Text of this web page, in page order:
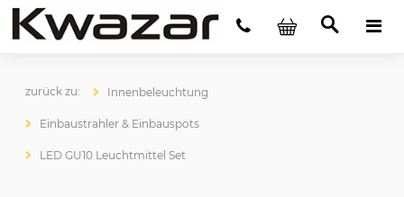
Innenbeleuchtung
Einbaustrahler & Einbauspots
LED GU10 Leuchtmittel Set